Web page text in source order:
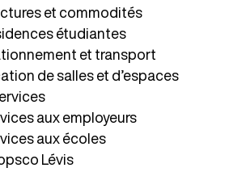
et commodités
étudiantes
et transport
de salles et d’espaces
aux employeurs
aux écoles
Lévis